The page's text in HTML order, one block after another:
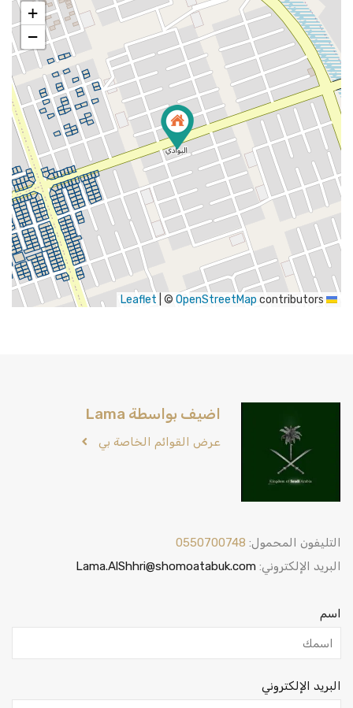
+
−
© OpenStreetMap contributors
اضيف بواسطة Lama
عرض القوائم الخاصة بي
التليفون المحمول: 0550700748
البريد الإلكتروني: Lama.AlShhri@shomoatabuk.com
اسم
البريد الإلكتروني